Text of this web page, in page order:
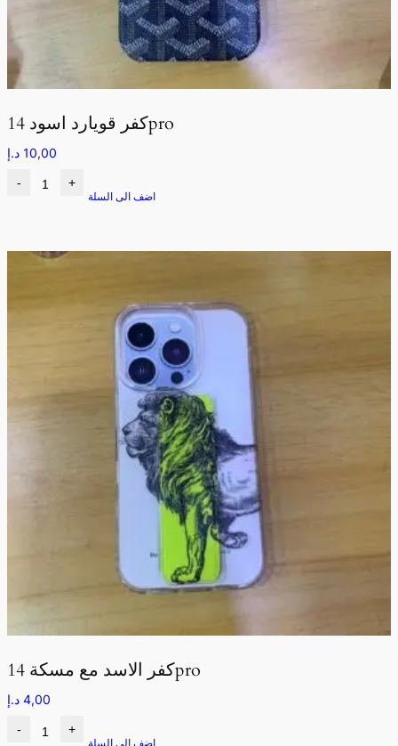
كفر قويارد اسود 14pro
10,00 د.إ
- +
اضف الى السلة
كفر الاسد مع مسكة 14pro
4,00 د.إ
- +
اضف الى السلة